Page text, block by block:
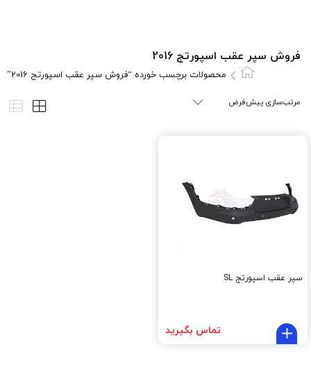
فروش سپر عقب اسپورتج 2016
محصولات برچسب خورده “فروش سپر عقب اسپورتج 2016”
سپر عقب اسپورتج SL
تماس بگیرید